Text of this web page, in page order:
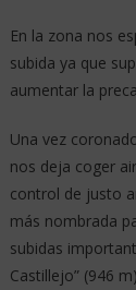
En la zona nos
subida ya que
aumentar la
Una vez
nos deja coger
control de justo
más nombrada
subidas
Castillejo” (946